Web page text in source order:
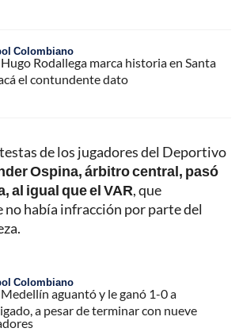
Colombiano
Hugo Rodallega marca historia en Santa
el contundente dato
de los jugadores del Deportivo
Ospina, árbitro central, pasó
al igual que el VAR, que
había infracción por parte del
Colombiano
Medellín aguantó y le ganó 1-0 a
a pesar de terminar con nueve